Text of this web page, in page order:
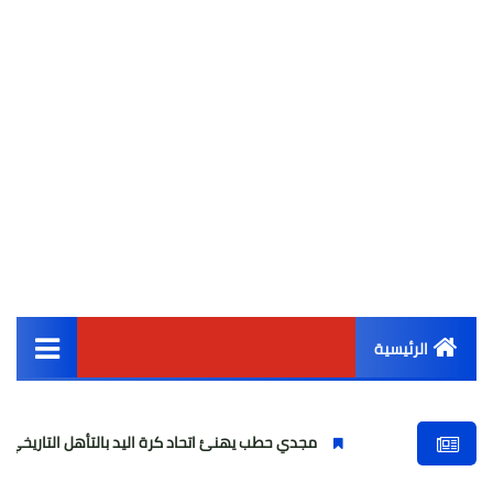
الرئيسية
أخبار مصر
مجدي حطب يهنئ اتحاد كرة اليد بالتأهل التاريخي لناشئات 2008 للمربع الذهبي